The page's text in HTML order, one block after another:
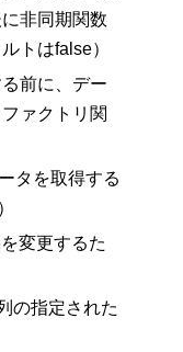
非同期関数
トはfalse）
前に、デー
ァクトリ関
タを取得する
変更するた
の指定された